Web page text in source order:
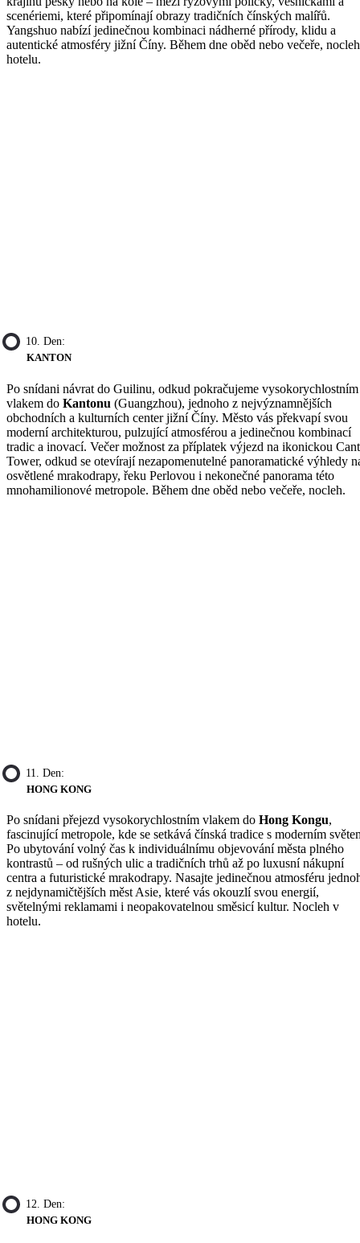
scenériemi, které připomínají obrazy tradičních čínských malířů.
Yangshuo nabízí jedinečnou kombinaci nádherné přírody, klidu a
autentické atmosféry jižní Číny. Během dne oběd nebo večeře,
hotelu.
10. Den:
KANTON
Po snídani návrat do Guilinu, odkud pokračujeme vysokorychlostním
vlakem do Kantonu (Guangzhou), jednoho z nejvýznamnějších
obchodních a kulturních center jižní Číny. Město vás překvapí svou
moderní architekturou, pulzující atmosférou a jedinečnou kombinací
tradic a inovací. Večer možnost za příplatek výjezd na ikonickou
Tower, odkud se otevírají nezapomenutelné panoramatické výhledy
osvětlené mrakodrapy, řeku Perlovou i nekonečné panorama této
mnohamilionové metropole. Během dne oběd nebo večeře, nocleh.
11. Den:
HONG KONG
Po snídani přejezd vysokorychlostním vlakem do Hong Kongu,
fascinující metropole, kde se setkává čínská tradice s moderním
Po ubytování volný čas k individuálnímu objevování města plného
kontrastů – od rušných ulic a tradičních trhů až po luxusní nákupní
centra a futuristické mrakodrapy. Nasajte jedinečnou atmosféru
z nejdynamičtějších měst Asie, které vás okouzlí svou energií,
světelnými reklamami i neopakovatelnou směsicí kultur. Nocleh v
hotelu.
12. Den:
HONG KONG